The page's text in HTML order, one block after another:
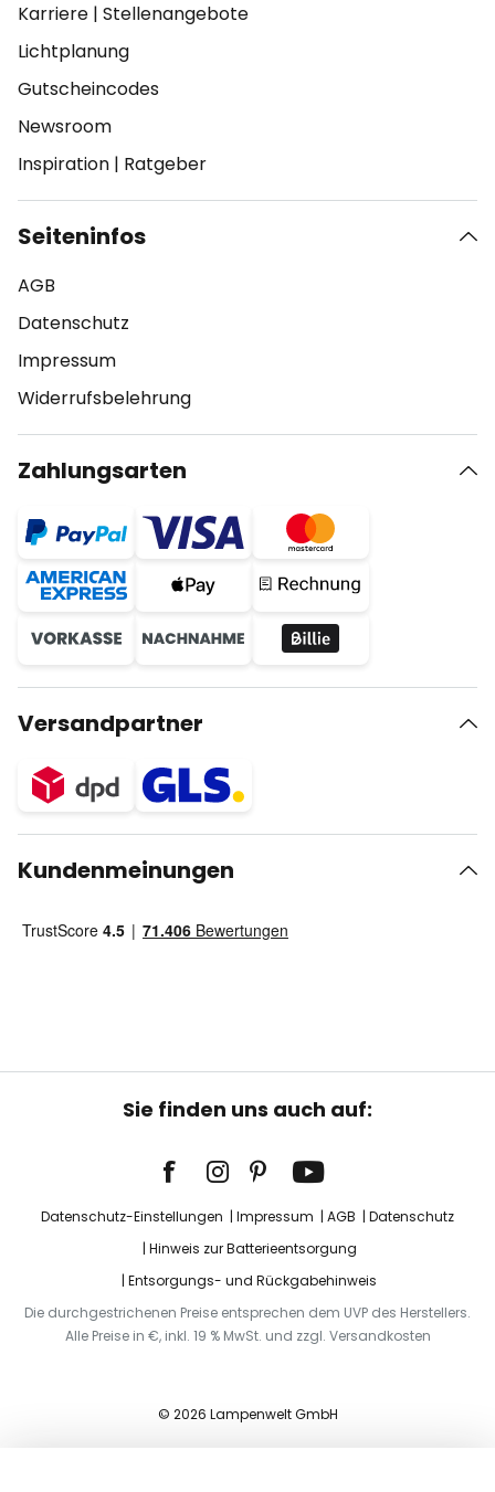
Karriere | Stellenangebote
Lichtplanung
Gutscheincodes
Newsroom
Inspiration | Ratgeber
Seiteninfos
AGB
Datenschutz
Impressum
Widerrufsbelehrung
Zahlungsarten
Versandpartner
Kundenmeinungen
Sie finden uns auch auf:
Datenschutz-Einstellungen Impressum AGB
Datenschutz
Hinweis zur Batterieentsorgung
Entsorgungs- und Rückgabehinweis
Die durchgestrichenen Preise entsprechen dem UVP des Herstellers.
Alle Preise in €, inkl. 19 % MwSt. und zzgl. Versandkosten
© 2026 Lampenwelt GmbH